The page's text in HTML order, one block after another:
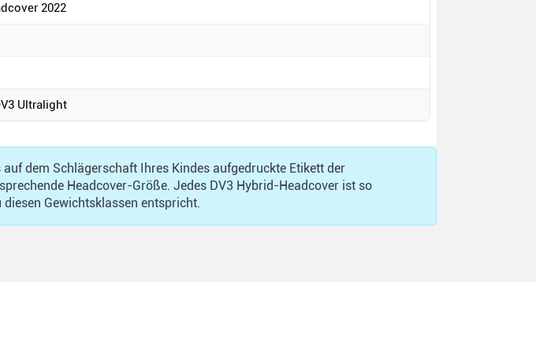
2022
Ultralight
dem Schlägerschaft Ihres Kindes aufgedruckte Etikett der
Headcover-Größe. Jedes DV3 Hybrid-Headcover ist so
Gewichtsklassen entspricht.